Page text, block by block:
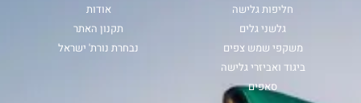
חליפות גלישה
גלשני גלים
משקפי שמש צפים
ביגוד ואביזרי גלישה
סאפים
אודות
תקנון האתר
נבחרת נורת' ישראל